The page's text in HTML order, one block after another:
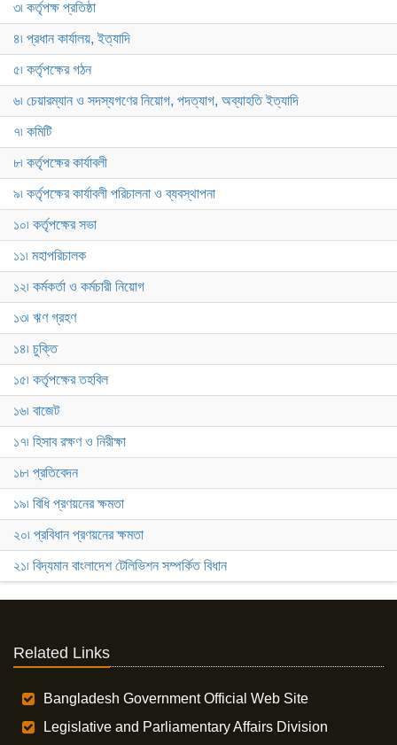
৩৷ কর্তৃপক্ষ প্রতিষ্ঠা
৪৷ প্রধান কার্যালয়, ইত্যাদি
৫৷ কর্তৃপক্ষের গঠন
৬৷ চেয়ারম্যান ও সদস্যগণের নিয়োগ, পদত্যাগ, অব্যাহতি ইত্যাদি
৭৷ কমিটি
৮৷ কর্তৃপক্ষের কার্যাবলী
৯৷ কর্তৃপক্ষের কার্যাবলী পরিচালনা ও ব্যবস্থাপনা
১০৷ কর্তৃপক্ষের সভা
১১৷ মহাপরিচালক
১২৷ কর্মকর্তা ও কর্মচারী নিয়োগ
১৩৷ ঋণ গ্রহণ
১৪৷ চুক্তি
১৫৷ কর্তৃপক্ষের তহবিল
১৬৷ বাজেট
১৭৷ হিসাব রক্ষণ ও নিরীক্ষা
১৮৷ প্রতিবেদন
১৯৷ বিধি প্রণয়নের ক্ষমতা
২০৷ প্রবিধান প্রণয়নের ক্ষমতা
২১৷ বিদ্যমান বাংলাদেশ টেলিভিশন সম্পর্কিত বিধান
Related Links
Bangladesh Government Official Web Site
Legislative and Parliamentary Affairs Division